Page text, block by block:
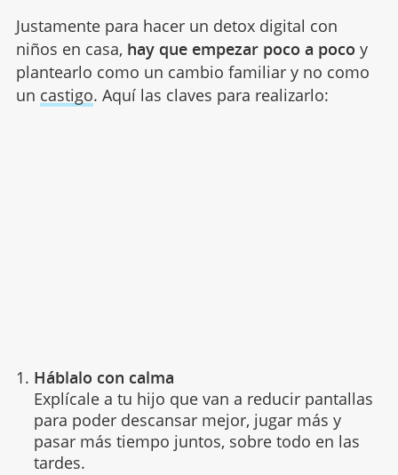
Justamente para hacer un detox digital con
niños en casa, hay que empezar poco a poco y
plantearlo como un cambio familiar y no como
un castigo. Aquí las claves para realizarlo:
Háblalo con calma
Explícale a tu hijo que van a reducir pantallas
para poder descansar mejor, jugar más y
pasar más tiempo juntos, sobre todo en las
tardes.